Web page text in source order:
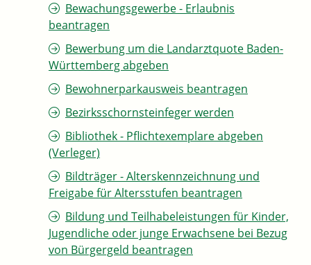
Bewachungsgewerbe - Erlaubnis
beantragen
Bewerbung um die Landarztquote Baden-
Württemberg abgeben
Bewohnerparkausweis beantragen
Bezirksschornsteinfeger werden
Bibliothek - Pflichtexemplare abgeben
(Verleger)
Bildträger - Alterskennzeichnung und
Freigabe für Altersstufen beantragen
Bildung und Teilhabeleistungen für Kinder,
Jugendliche oder junge Erwachsene bei Bezug
von Bürgergeld beantragen